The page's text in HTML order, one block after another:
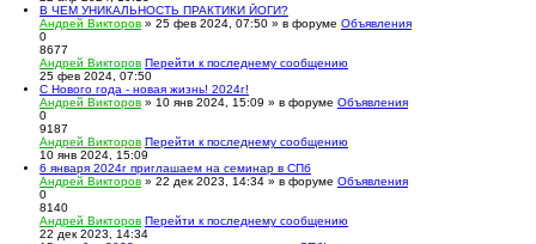
В ЧЕМ УНИКАЛЬНОСТЬ ПРАКТИКИ ЙОГИ?
Андрей Викторов » 25 фев 2024, 07:50 » в форуме Объявления
0
8677
Андрей Викторов Перейти к последнему сообщению
25 фев 2024, 07:50
С Нового года - новая жизнь! 2024г!
Андрей Викторов » 10 янв 2024, 15:09 » в форуме Объявления
0
9187
Андрей Викторов Перейти к последнему сообщению
10 янв 2024, 15:09
6 января 2024г приглашаем на семинар в СПб
Андрей Викторов » 22 дек 2023, 14:34 » в форуме Объявления
0
8140
Андрей Викторов Перейти к последнему сообщению
22 дек 2023, 14:34